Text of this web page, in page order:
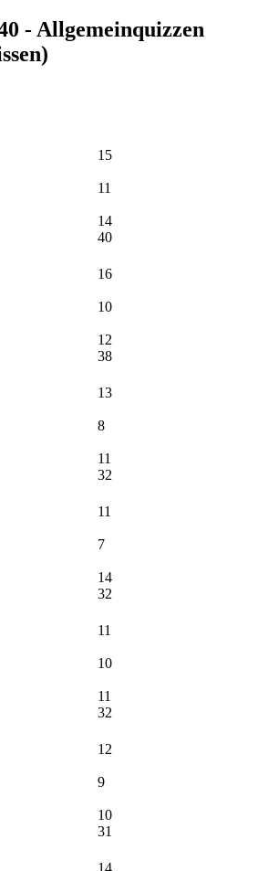
- Allgemeinquizzen
15
11
14
40
16
10
12
38
13
8
11
32
11
7
14
32
11
10
11
32
12
9
10
31
14